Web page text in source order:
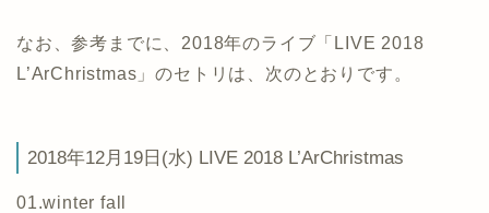
なお、参考までに、2018年のライブ「LIVE 2018
L’ArChristmas」のセトリは、次のとおりです。
2018年12月19日(水) LIVE 2018 L’ArChristmas
01.winter fall